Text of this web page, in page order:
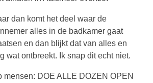
dan komt het deel waar de
alles in de badkamer gaat
en dan blijkt dat van alles en
wat ontbreekt. Ik snap dit echt niet.
mensen: DOE ALLE DOZEN OPEN